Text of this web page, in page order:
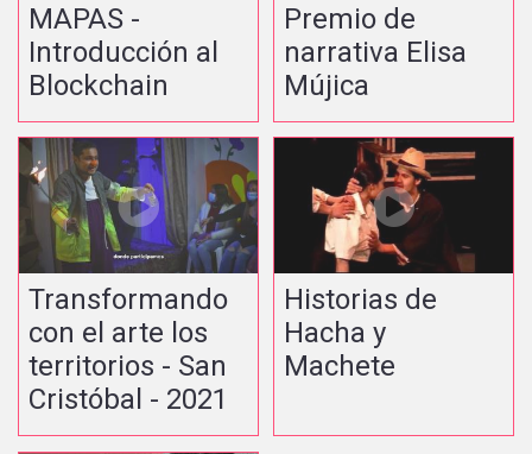
MAPAS -
Introducción al
Blockchain
Premio de
narrativa Elisa
Mújica
Transformando
con el arte los
territorios - San
Cristóbal - 2021
Historias de
Hacha y
Machete